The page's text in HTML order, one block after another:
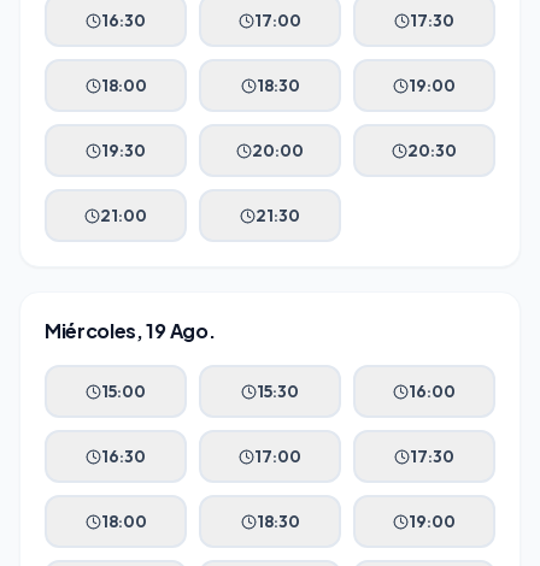
16:30 17:00 17:30
18:00 18:30 19:00
19:30 20:00 20:30
21:00 21:30
Miércoles, 19 Ago.
15:00 15:30 16:00
16:30 17:00 17:30
18:00 18:30 19:00